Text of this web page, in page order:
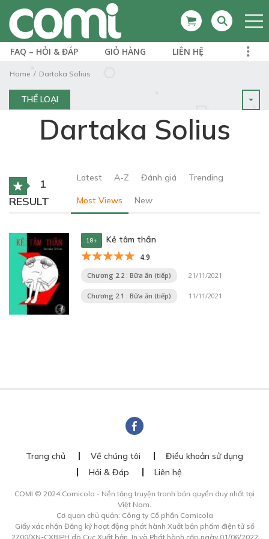
FAQ – HỎI & ĐÁP GIỎ HÀNG LIÊN HỆ
Home Dartaka Solius
THỂ LOẠI
Dartaka Solius
1
RESULT
Latest A-Z Đánh giá Trending
Most Views New
18+ Kẻ tâm thần
4.9
Chương 2.2 : Bữa ăn (tiếp) 21/11/2021
Chương 2.1 : Bữa ăn (tiếp) 11/11/2021
Trang chủ Về chúng tôi
Điều khoản sử dụng
Hỏi & Đáp
Liên hệ
COMI © 2024 Comicola - Nền tảng truyện tranh bản quyền duy nhất tại
Việt Nam.
Cơ quan chủ quản: Công ty Cổ phần Comicola
Giấy xác nhận Đăng ký hoạt động phát hành Xuất bản phẩm điện tử số
2700/XN-CXBIPH do Cục Xuất bản, In và Phát hành cấp ngày 01/06/2022